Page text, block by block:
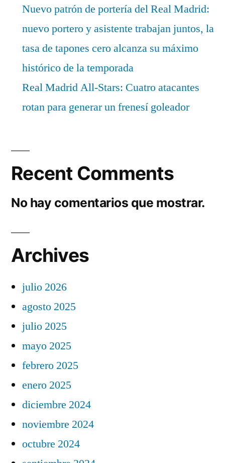
Nuevo patrón de portería del Real Madrid:
nuevo portero y asistente trabajan juntos, la
tasa de tapones cero alcanza su máximo
histórico de la temporada
Real Madrid All-Stars: Cuatro atacantes
rotan para generar un frenesí goleador
Recent Comments
No hay comentarios que mostrar.
Archives
julio 2026
agosto 2025
julio 2025
mayo 2025
febrero 2025
enero 2025
diciembre 2024
noviembre 2024
octubre 2024